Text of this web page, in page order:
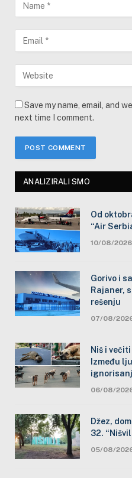
Save my name, email, and
next time I comment.
ANALIZIRALI SMO
Od
“Air
10/08/2026
Gorivo i
Rajaner,
rešenju
07/08/
Niš i
Između
06/08/
Džez,
32.
05/08/